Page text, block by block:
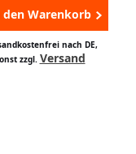
den Warenkorb
nach DE,
zzgl. Versand